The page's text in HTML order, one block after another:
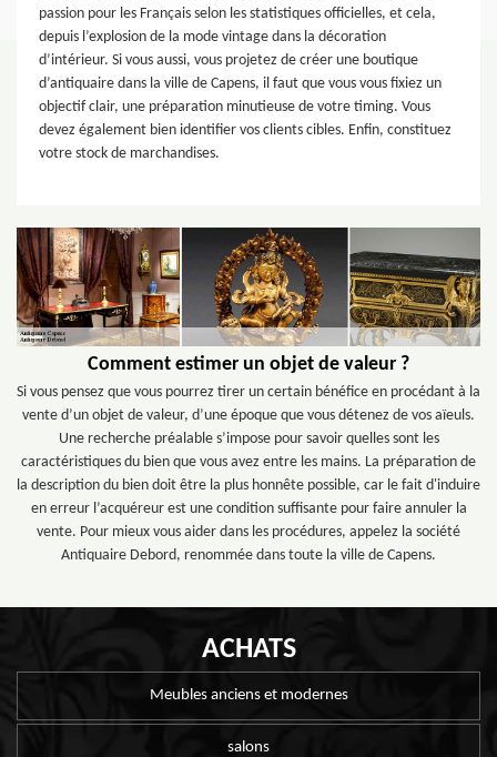
passion pour les Français selon les statistiques officielles, et cela,
depuis l’explosion de la mode vintage dans la décoration
d’intérieur. Si vous aussi, vous projetez de créer une boutique
d’antiquaire dans la ville de Capens, il faut que vous vous fixiez un
objectif clair, une préparation minutieuse de votre timing. Vous
devez également bien identifier vos clients cibles. Enfin, constituez
votre stock de marchandises.
Comment estimer un objet de valeur ?
Si vous pensez que vous pourrez tirer un certain bénéfice en procédant à la
vente d’un objet de valeur, d’une époque que vous détenez de vos aïeuls.
Une recherche préalable s’impose pour savoir quelles sont les
caractéristiques du bien que vous avez entre les mains. La préparation de
la description du bien doit être la plus honnête possible, car le fait d'induire
en erreur l’acquéreur est une condition suffisante pour faire annuler la
vente. Pour mieux vous aider dans les procédures, appelez la société
Antiquaire Debord, renommée dans toute la ville de Capens.
ACHATS
Meubles anciens et modernes
salons